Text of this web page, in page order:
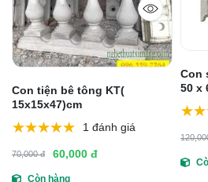
Con tiện bê tông KT(
15x15x47)cm
1 đánh giá
70,000 đ 60,000 đ
Còn hàng
Con
50 x